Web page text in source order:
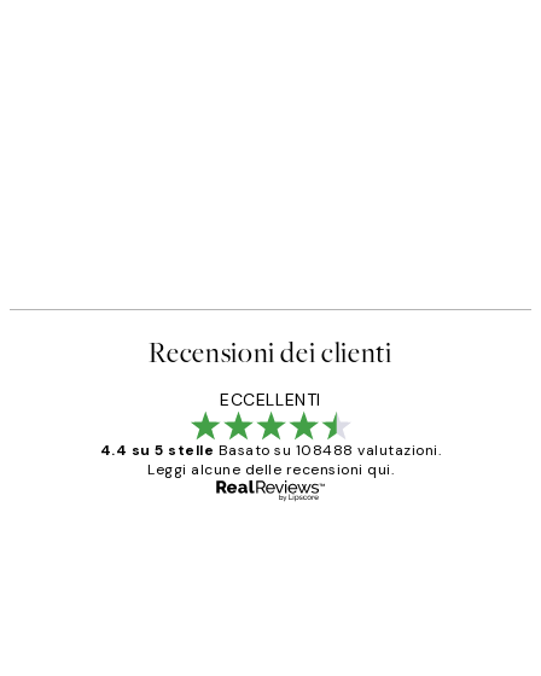
Recensioni dei clienti
ECCELLENTI
4.4 su 5 stelle Basato su 108488 valutazioni.
Leggi alcune delle recensioni qui.